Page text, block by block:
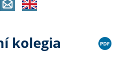
kolegia